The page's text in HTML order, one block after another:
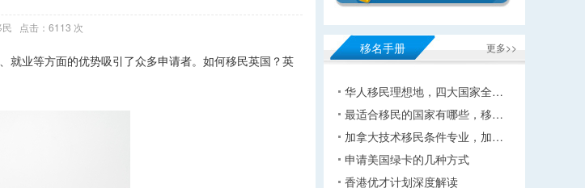
民 点击：6113 次
业等方面的优势吸引了众多申请者。如何移民英国？英
更多>>
移名手册
华人移民理想地，四大国家全…
最适合移民的国家有哪些，移…
加拿大技术移民条件专业，加…
申请美国绿卡的几种方式
香港优才计划深度解读